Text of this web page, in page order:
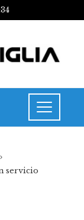
servicio